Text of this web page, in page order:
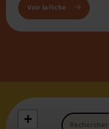
Voir la fiche : TABOO
Nom du
+